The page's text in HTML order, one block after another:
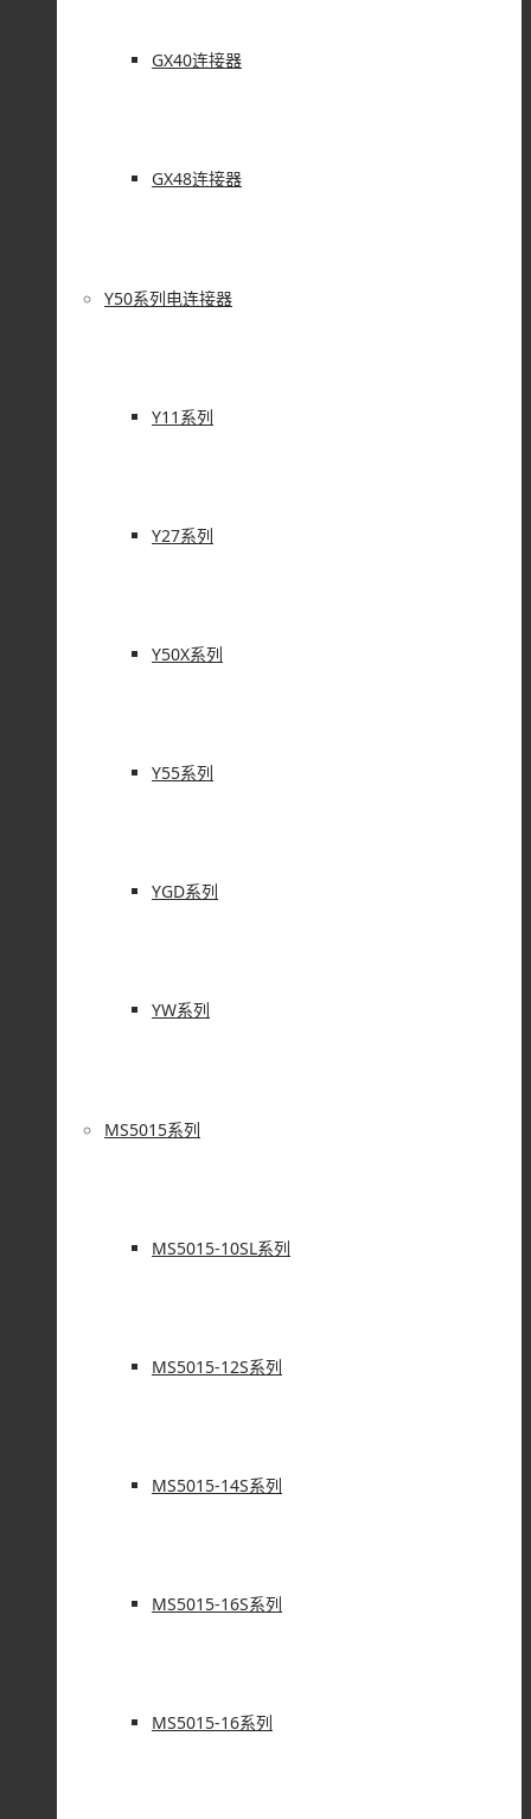
GX40连接器
GX48连接器
Y50系列电连接器
Y11系列
Y27系列
Y50X系列
Y55系列
YGD系列
YW系列
MS5015系列
MS5015-10SL系列
MS5015-12S系列
MS5015-14S系列
MS5015-16S系列
MS5015-16系列